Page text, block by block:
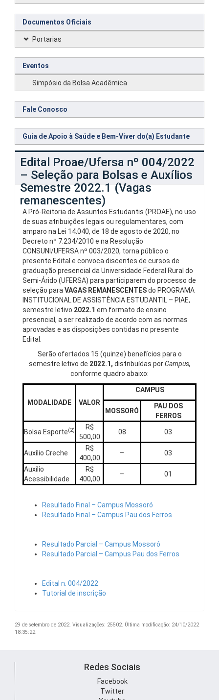
Documentos Oficiais
Portarias
Eventos
Simpósio da Bolsa Acadêmica
Fale Conosco
Guia de Apoio à Saúde e Bem-Viver do(a) Estudante
Edital Proae/Ufersa nº 004/2022
– Seleção para Bolsas e Auxílios
Semestre 2022.1 (Vagas
remanescentes)
A Pró-Reitoria de Assuntos Estudantis (PROAE), no uso
de suas atribuições legais ou regulamentares, com
amparo na Lei 14.040, de 18 de agosto de 2020, no
Decreto nº 7.234/2010 e na Resolução
CONSUNI/UFERSA nº 003/2020, torna público o
presente Edital e convoca discentes de cursos de
graduação presencial da Universidade Federal Rural do
Semi-Árido (UFERSA) para participarem do processo de
seleção para VAGAS REMANESCENTESdo PROGRAMA
INSTITUCIONAL DE ASSISTÊNCIA ESTUDANTIL – PIAE,
semestre letivo 2022.1 em formato de ensino
presencial, a ser realizado de acordo com as normas
aprovadas e as disposições contidas no presente
Edital.
Serão ofertados 15 (quinze) benefícios para o
semestre letivo de 2022.1, distribuídas porCampus,
conforme quadro abaixo:
MODALIDADE VALOR
CAMPUS
MOSSORÓ
PAU DOS
FERROS
Bolsa Esporte(2)
R$
500,00
08 03
Auxílio Creche
R$
400,00
– 03
Auxílio
Acessibilidade
R$
400,00
– 01
Resultado Final – Campus Mossoró
Resultado Final – Campus Pau dos Ferros
Resultado Parcial – Campus Mossoró
Resultado Parcial – Campus Pau dos Ferros
Edital n. 004/2022
Tutorial de inscrição
29 de setembro de 2022. Visualizações: 25502. Última modificação: 24/10/2022
18:35:22
Redes Sociais
Facebook
Twitter